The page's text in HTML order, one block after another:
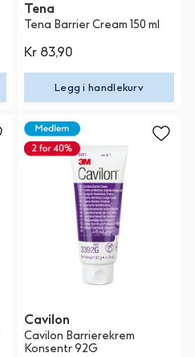
Tena
Tena Barrier Cream 150 ml
Kr 83,90
Legg i handlekurv
Cavilon
Cavilon Barrierekrem
Konsentr 92G